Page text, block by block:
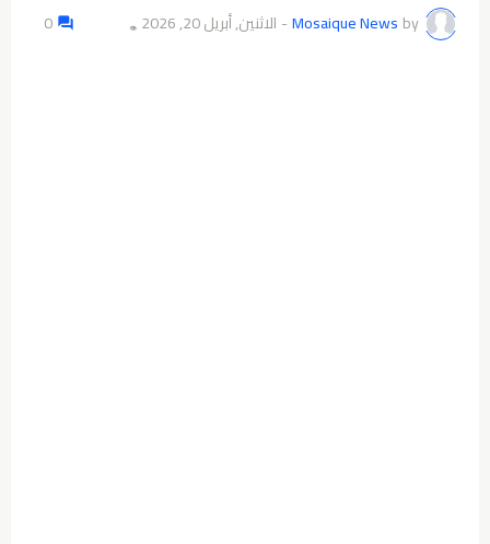
by
Mosaique News
- الاثنين, أبريل 20, 2026 👁️
0